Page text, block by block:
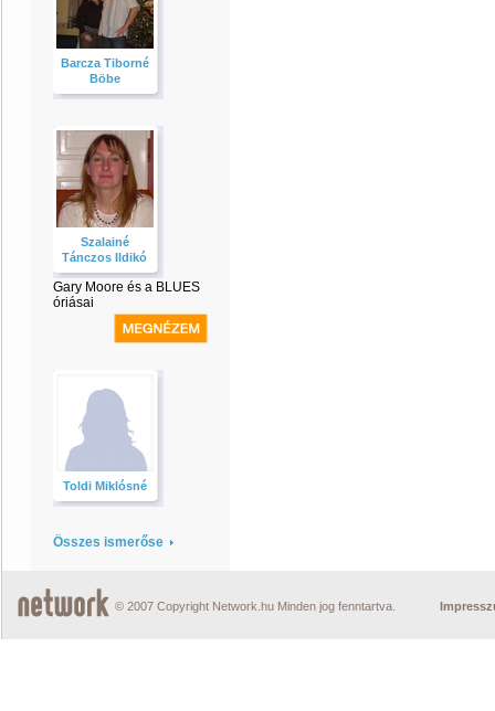
Barcza Tiborné
Böbe
Szalainé
Tánczos Ildikó
Gary Moore és a BLUES
óriásai
Toldi Miklósné
Összes ismerőse
© 2007 Copyright Network.hu Minden jog fenntartva.